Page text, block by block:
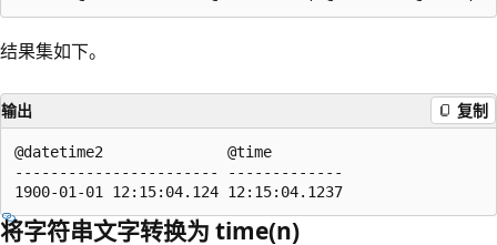
结果集如下。
输出 复制
@datetime2              @time
----------------------- -------------
将字符串文字转换为 time(n)